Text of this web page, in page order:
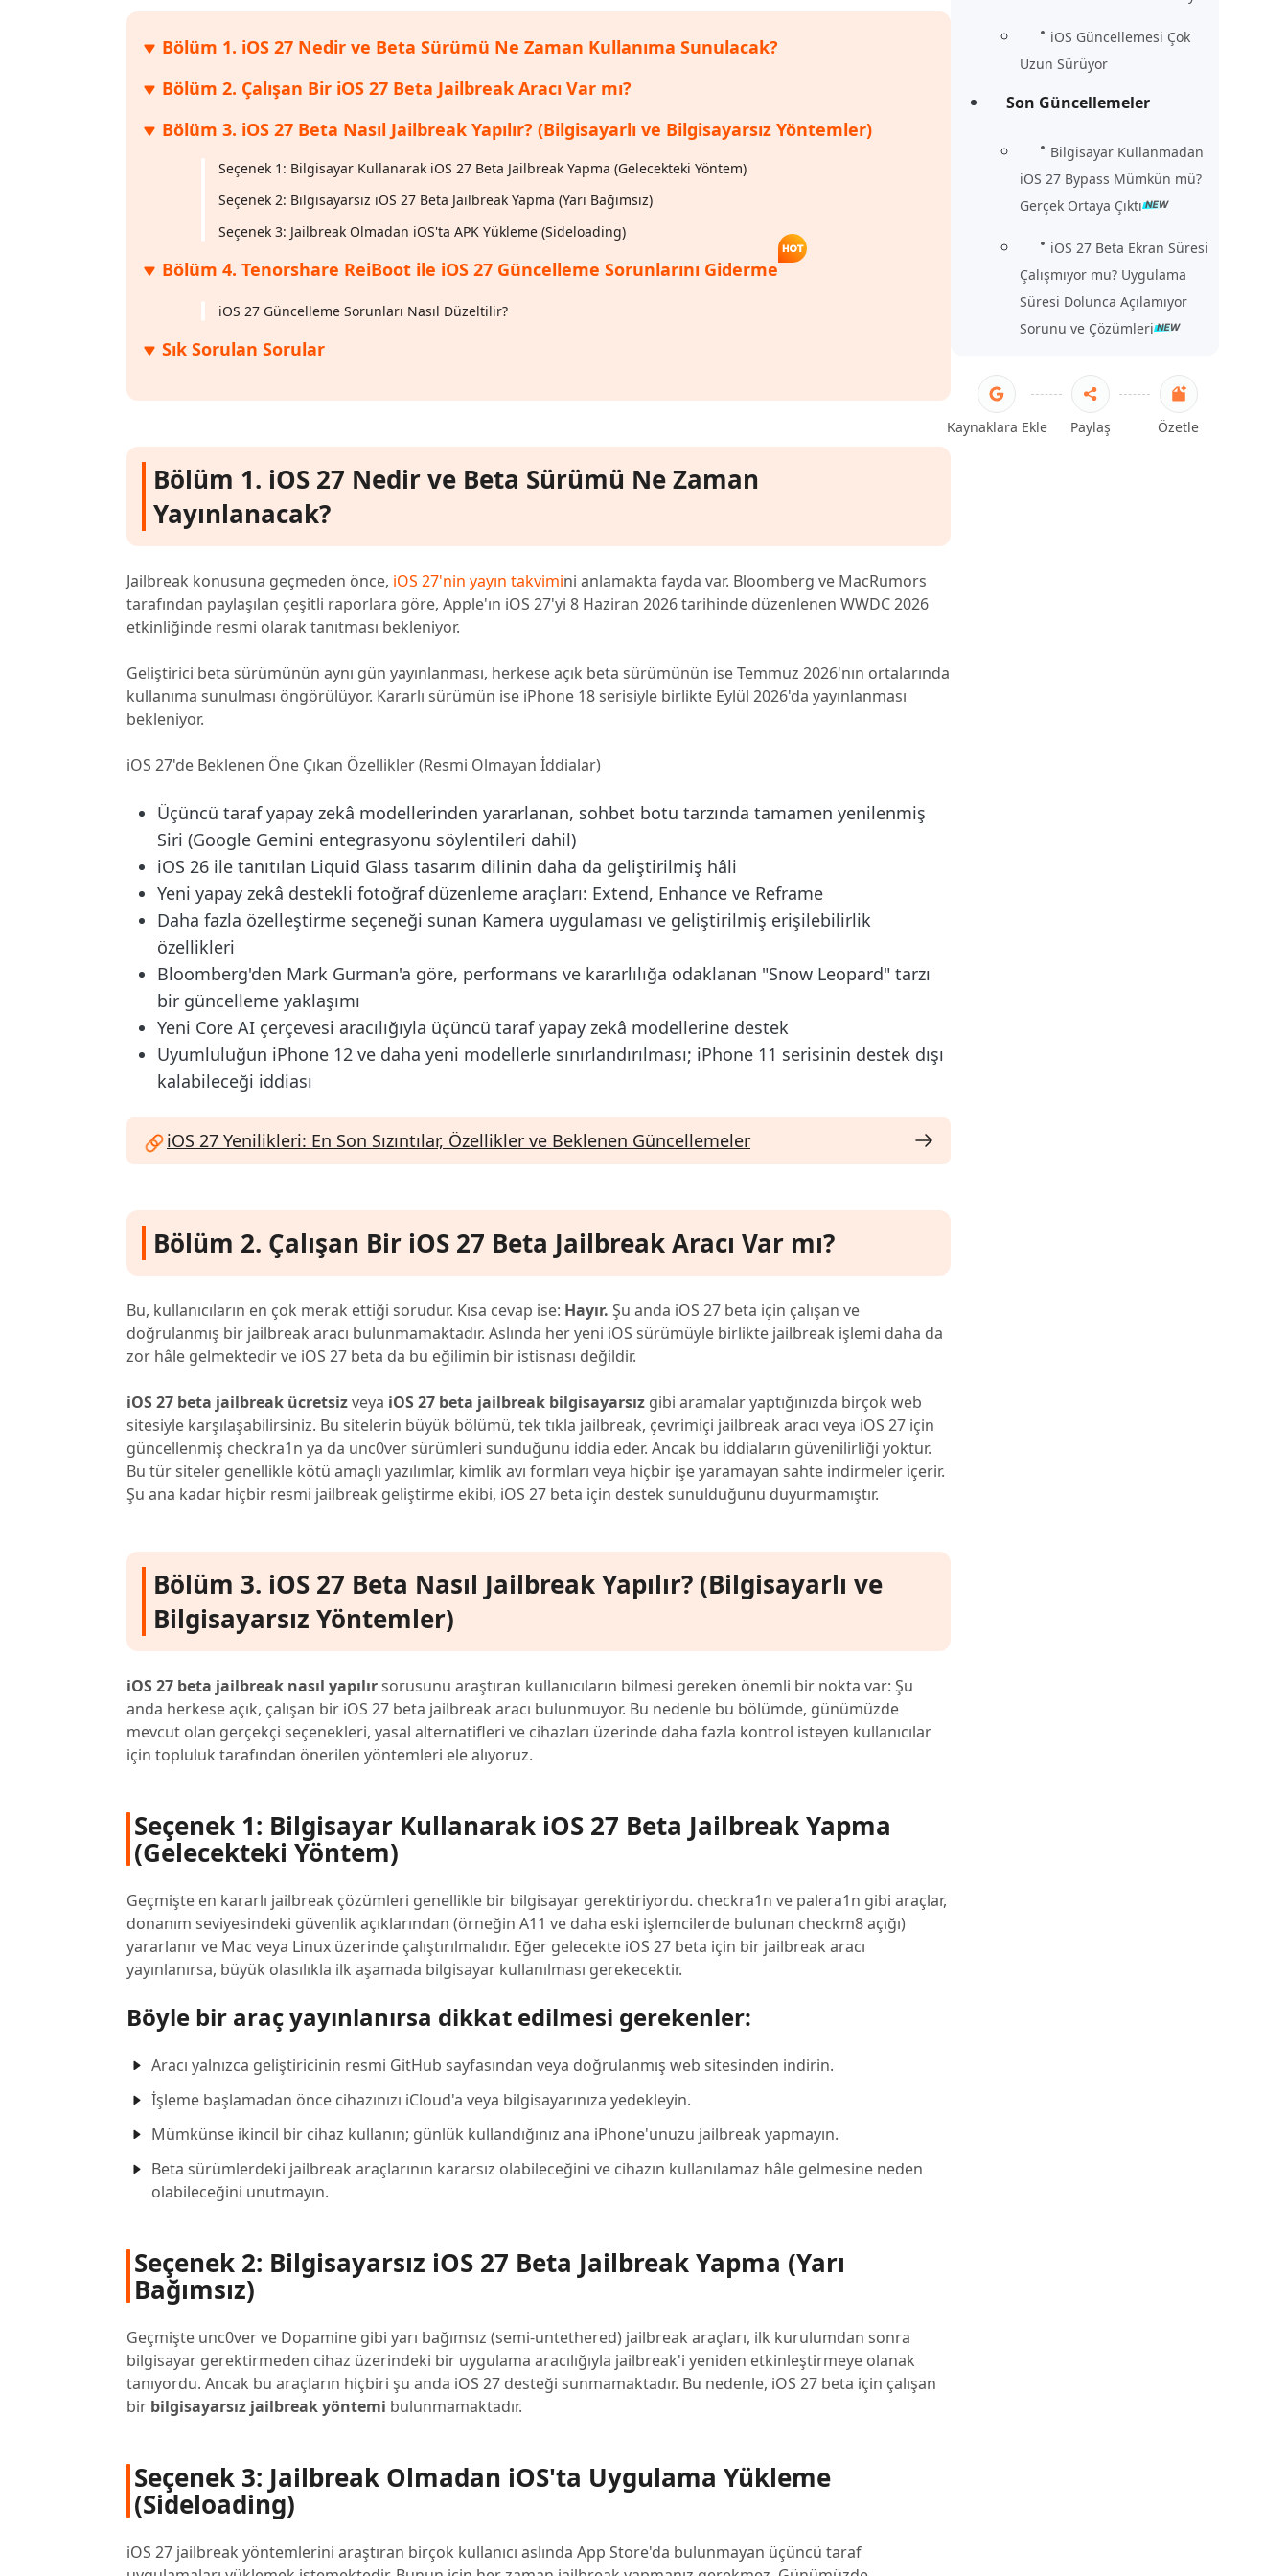
iOS Güncellemesi Çok
Uzun Sürüyor
Son Güncellemeler
Bilgisayar Kullanmadan
iOS 27 Bypass Mümkün mü?
Gerçek Ortaya Çıktı
iOS 27 Beta Ekran Süresi
Çalışmıyor mu? Uygulama
Süresi Dolunca Açılamıyor
Sorunu ve Çözümleri
Kaynaklara Ekle Paylaş Özetle
Bölüm 1. iOS 27 Nedir ve Beta Sürümü Ne Zaman Kullanıma Sunulacak?
Bölüm 2. Çalışan Bir iOS 27 Beta Jailbreak Aracı Var mı?
Bölüm 3. iOS 27 Beta Nasıl Jailbreak Yapılır? (Bilgisayarlı ve Bilgisayarsız Yöntemler)
Seçenek 1: Bilgisayar Kullanarak iOS 27 Beta Jailbreak Yapma (Gelecekteki Yöntem)
Seçenek 2: Bilgisayarsız iOS 27 Beta Jailbreak Yapma (Yarı Bağımsız)
Seçenek 3: Jailbreak Olmadan iOS'ta APK Yükleme (Sideloading)
Bölüm 4. Tenorshare ReiBoot ile iOS 27 Güncelleme Sorunlarını Giderme
iOS 27 Güncelleme Sorunları Nasıl Düzeltilir?
Sık Sorulan Sorular
Bölüm 1. iOS 27 Nedir ve Beta Sürümü Ne Zaman
Yayınlanacak?
Jailbreak konusuna geçmeden önce, iOS 27'nin yayın takvimini anlamakta fayda var. Bloomberg ve MacRumors
tarafından paylaşılan çeşitli raporlara göre, Apple'ın iOS 27'yi 8 Haziran 2026 tarihinde düzenlenen WWDC 2026
etkinliğinde resmi olarak tanıtması bekleniyor.
Geliştirici beta sürümünün aynı gün yayınlanması, herkese açık beta sürümünün ise Temmuz 2026'nın ortalarında
kullanıma sunulması öngörülüyor. Kararlı sürümün ise iPhone 18 serisiyle birlikte Eylül 2026'da yayınlanması
bekleniyor.
iOS 27'de Beklenen Öne Çıkan Özellikler (Resmi Olmayan İddialar)
Üçüncü taraf yapay zekâ modellerinden yararlanan, sohbet botu tarzında tamamen yenilenmiş
Siri (Google Gemini entegrasyonu söylentileri dahil)
iOS 26 ile tanıtılan Liquid Glass tasarım dilinin daha da geliştirilmiş hâli
Yeni yapay zekâ destekli fotoğraf düzenleme araçları: Extend, Enhance ve Reframe
Daha fazla özelleştirme seçeneği sunan Kamera uygulaması ve geliştirilmiş erişilebilirlik
özellikleri
Bloomberg'den Mark Gurman'a göre, performans ve kararlılığa odaklanan "Snow Leopard" tarzı
bir güncelleme yaklaşımı
Yeni Core AI çerçevesi aracılığıyla üçüncü taraf yapay zekâ modellerine destek
Uyumluluğun iPhone 12 ve daha yeni modellerle sınırlandırılması; iPhone 11 serisinin destek dışı
kalabileceği iddiası
iOS 27 Yenilikleri: En Son Sızıntılar, Özellikler ve Beklenen Güncellemeler
Bölüm 2. Çalışan Bir iOS 27 Beta Jailbreak Aracı Var mı?
Bu, kullanıcıların en çok merak ettiği sorudur. Kısa cevap ise: Hayır. Şu anda iOS 27 beta için çalışan ve
doğrulanmış bir jailbreak aracı bulunmamaktadır. Aslında her yeni iOS sürümüyle birlikte jailbreak işlemi daha da
zor hâle gelmektedir ve iOS 27 beta da bu eğilimin bir istisnası değildir.
iOS 27 beta jailbreak ücretsizveya iOS 27 beta jailbreak bilgisayarsız gibi aramalar yaptığınızda birçok web
sitesiyle karşılaşabilirsiniz. Bu sitelerin büyük bölümü, tek tıkla jailbreak, çevrimiçi jailbreak aracı veya iOS 27 için
güncellenmiş checkra1n ya da unc0ver sürümleri sunduğunu iddia eder. Ancak bu iddiaların güvenilirliği yoktur.
Bu tür siteler genellikle kötü amaçlı yazılımlar, kimlik avı formları veya hiçbir işe yaramayan sahte indirmeler içerir.
Şu ana kadar hiçbir resmi jailbreak geliştirme ekibi, iOS 27 beta için destek sunulduğunu duyurmamıştır.
Bölüm 3. iOS 27 Beta Nasıl Jailbreak Yapılır? (Bilgisayarlı ve
Bilgisayarsız Yöntemler)
iOS 27 beta jailbreak nasıl yapılırsorusunu araştıran kullanıcıların bilmesi gereken önemli bir nokta var: Şu
anda herkese açık, çalışan bir iOS 27 beta jailbreak aracı bulunmuyor. Bu nedenle bu bölümde, günümüzde
mevcut olan gerçekçi seçenekleri, yasal alternatifleri ve cihazları üzerinde daha fazla kontrol isteyen kullanıcılar
için topluluk tarafından önerilen yöntemleri ele alıyoruz.
Seçenek 1: Bilgisayar Kullanarak iOS 27 Beta Jailbreak Yapma
(Gelecekteki Yöntem)
Geçmişte en kararlı jailbreak çözümleri genellikle bir bilgisayar gerektiriyordu. checkra1n ve palera1n gibi araçlar,
donanım seviyesindeki güvenlik açıklarından (örneğin A11 ve daha eski işlemcilerde bulunan checkm8 açığı)
yararlanır ve Mac veya Linux üzerinde çalıştırılmalıdır. Eğer gelecekte iOS 27 beta için bir jailbreak aracı
yayınlanırsa, büyük olasılıkla ilk aşamada bilgisayar kullanılması gerekecektir.
Böyle bir araç yayınlanırsa dikkat edilmesi gerekenler:
Aracı yalnızca geliştiricinin resmi GitHub sayfasından veya doğrulanmış web sitesinden indirin.
İşleme başlamadan önce cihazınızı iCloud'a veya bilgisayarınıza yedekleyin.
Mümkünse ikincil bir cihaz kullanın; günlük kullandığınız ana iPhone'unuzu jailbreak yapmayın.
Beta sürümlerdeki jailbreak araçlarının kararsız olabileceğini ve cihazın kullanılamaz hâle gelmesine neden
olabileceğini unutmayın.
Seçenek 2: Bilgisayarsız iOS 27 Beta Jailbreak Yapma (Yarı
Bağımsız)
Geçmişte unc0ver ve Dopamine gibi yarı bağımsız (semi-untethered) jailbreak araçları, ilk kurulumdan sonra
bilgisayar gerektirmeden cihaz üzerindeki bir uygulama aracılığıyla jailbreak'i yeniden etkinleştirmeye olanak
tanıyordu. Ancak bu araçların hiçbiri şu anda iOS 27 desteği sunmamaktadır. Bu nedenle, iOS 27 beta için çalışan
bir bilgisayarsız jailbreak yöntemi bulunmamaktadır.
Seçenek 3: Jailbreak Olmadan iOS'ta Uygulama Yükleme
(Sideloading)
iOS 27 jailbreak yöntemlerini araştıran birçok kullanıcı aslında App Store'da bulunmayan üçüncü taraf